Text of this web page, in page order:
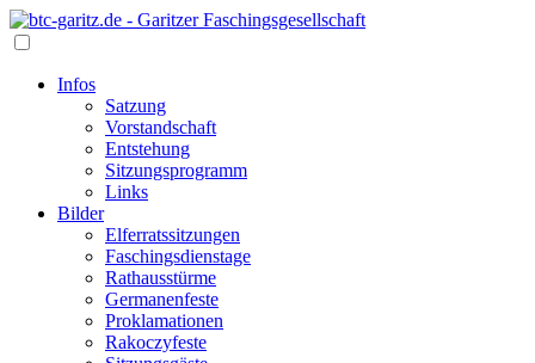
Infos
Satzung
Vorstandschaft
Entstehung
Sitzungsprogramm
Links
Bilder
Elferratssitzungen
Faschingsdienstage
Rathausstürme
Germanenfeste
Proklamationen
Rakoczyfeste